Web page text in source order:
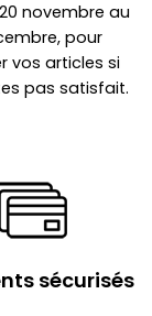
novembre au
pour
vos articles si
pas satisfait.
sécurisés